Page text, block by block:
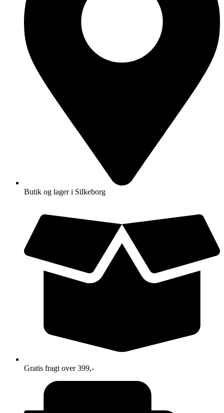
Butik og lager i Silkeborg
Gratis fragt over 399,-